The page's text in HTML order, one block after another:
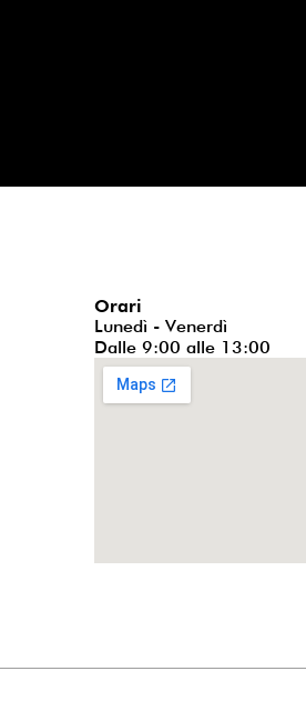
Orari
Lunedì - Venerdì
Dalle 9:00 alle 13:00